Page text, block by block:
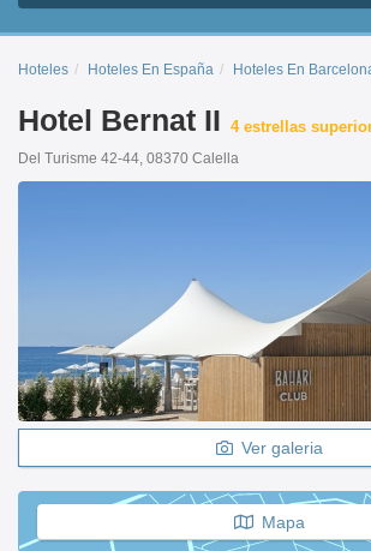
Hoteles Hoteles En España Hoteles En
Hotel Bernat II 4 estrellas
Del Turisme 42-44, 08370 Calella
Ver galeria
Mapa